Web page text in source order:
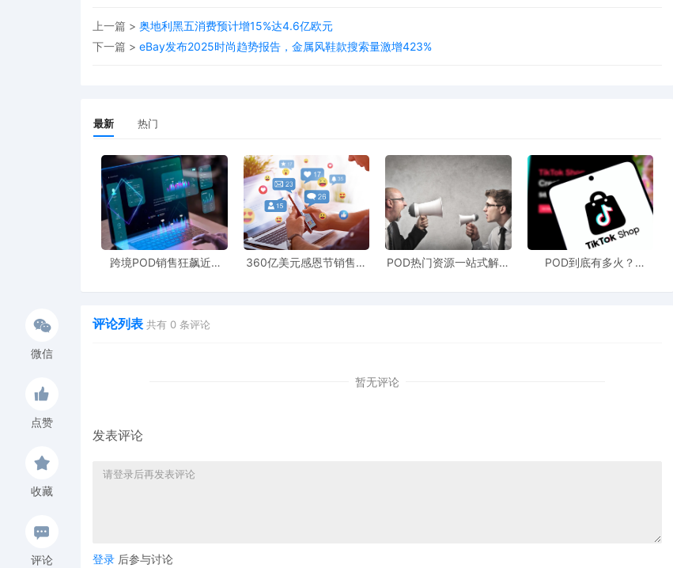
微信
点赞
收藏
评论
上一篇 > 奥地利黑五消费预计增15%达4.6亿欧元
下一篇 > eBay发布2025时尚趋势报告，金属风鞋款搜索量激增423%
最新 热门
跨境POD销售狂飙近5
360亿美元感恩节销售额
POD热门资源一站式解决
POD到底有多火？
评论列表 共有 0 条评论
暂无评论
发表评论
登录 后参与讨论